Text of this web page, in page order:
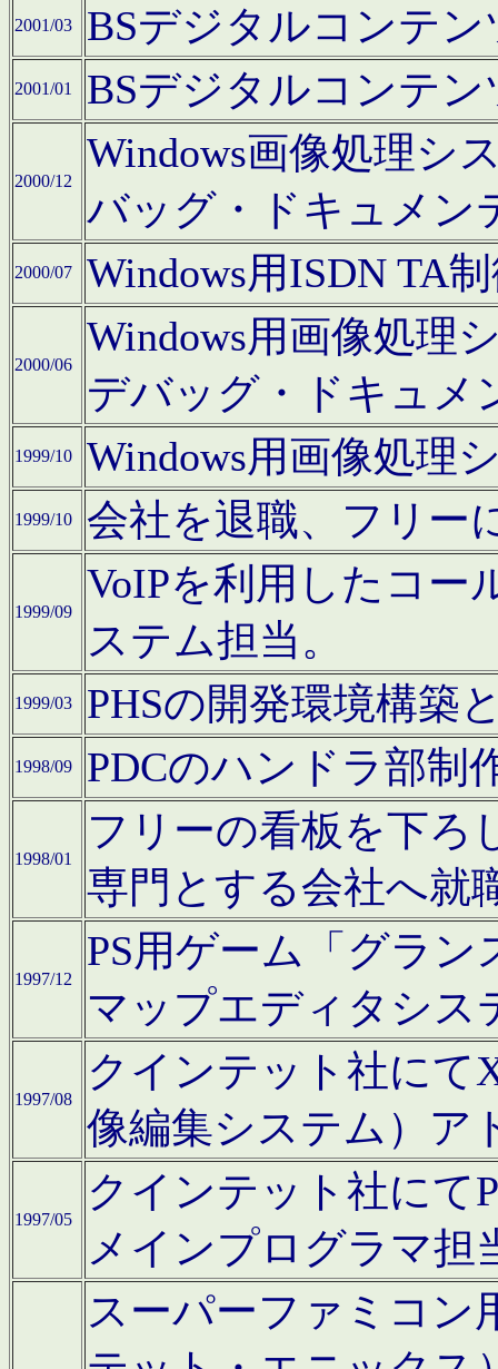
2001/03 BSデジタルコンテ
2001/01 BSデジタルコンテ
2000/12
Windows画像処理シ
バッグ・ドキュメン
2000/07 Windows用ISDN TA
2000/06
Windows用画像処理
デバッグ・ドキュメ
1999/10 Windows用画像処理
1999/10 会社を退職、フリー
1999/09
VoIPを利用したコー
ステム担当。
1999/03 PHSの開発環境構築
1998/09 PDCのハンドラ部制
1998/01
フリーの看板を下ろ
専門とする会社へ就
1997/12
PS用ゲーム「グラン
マップエディタシス
1997/08
クインテット社にて
像編集システム）ア
1997/05
クインテット社にて
メインプログラマ担
スーパーファミコン